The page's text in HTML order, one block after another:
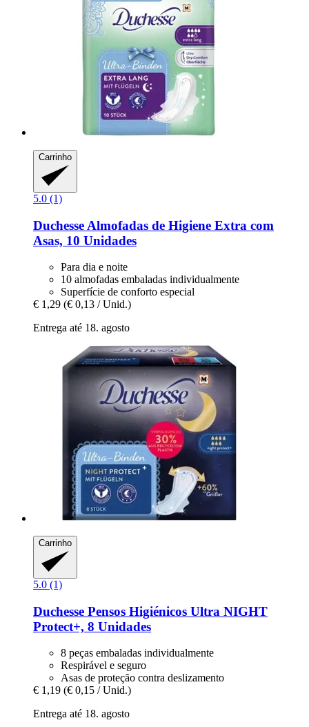
Carrinho
5.0 (1)
Duchesse Almofadas de Higiene Extra com
Asas, 10 Unidades
Para dia e noite
10 almofadas embaladas individualmente
Superfície de conforto especial
€ 1,29 (€ 0,13 / Unid.)
Entrega até 18. agosto
Carrinho
5.0 (1)
Duchesse Pensos Higiénicos Ultra NIGHT
Protect+, 8 Unidades
8 peças embaladas individualmente
Respirável e seguro
Asas de proteção contra deslizamento
€ 1,19 (€ 0,15 / Unid.)
Entrega até 18. agosto